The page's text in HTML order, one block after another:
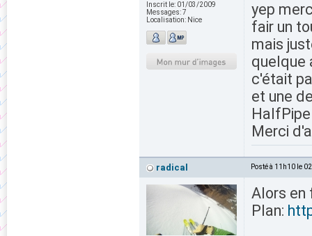
Inscrit le: 01/03/2009
Messages:7
Localisation: Nice
yep
fair un
mais
quelque
c'était
et une
Merci
radical Posté à 11h10 le
Alors en
Plan: